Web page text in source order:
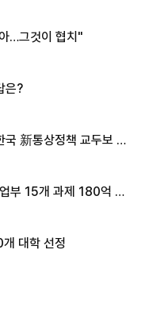
…그것이 협치"
은?
新통상정책 교두보 활
부 15개 과제 180억 지
대학 선정